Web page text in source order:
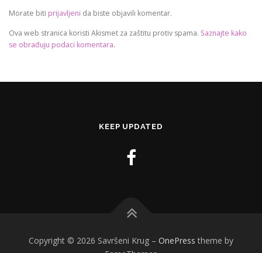
Morate biti prijavljeni da biste objavili komentar.
Ova web stranica koristi Akismet za zaštitu protiv spama. Saznajte kako
se obrađuju podaci komentara.
KEEP UPDATED
Copyright © 2026 Savršeni Krug – OnePress theme by